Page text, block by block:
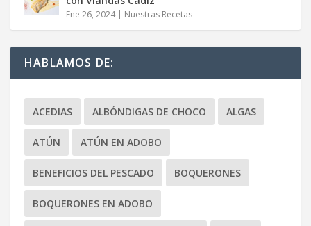
Ene 26, 2024| Nuestras Recetas
HABLAMOS DE:
ACEDIAS ALBÓNDIGAS DE CHOCO ALGAS
ATÚN ATÚN EN ADOBO
BENEFICIOS DEL PESCADO BOQUERONES
BOQUERONES EN ADOBO